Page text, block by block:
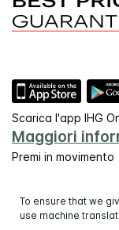
Scarica l'app IHG
Maggiori
Premi in movimento
To ensure that we
use machine